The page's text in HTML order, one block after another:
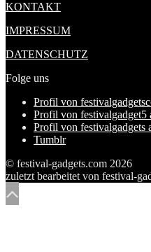
KONTAKT
IMPRESSUM
DATENSCHUTZ
Folge uns
Profil von
Profil von festivalgadget5
Profil von festivalgadgets
Tumblr
© festival-gadgets.com 2026
zuletzt bearbeitet von festival-